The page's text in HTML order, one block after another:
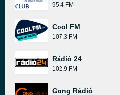
95.4 FM
Cool FM
107.3 FM
Rádió 24
102.9 FM
Gong Rádió